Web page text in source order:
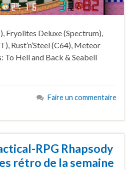
Fryolites Deluxe (Spectrum),
Rust’n’Steel (C64), Meteor
To Hell and Back & Seabell
Faire un commentaire
RPG Rhapsody
rétro de la semaine